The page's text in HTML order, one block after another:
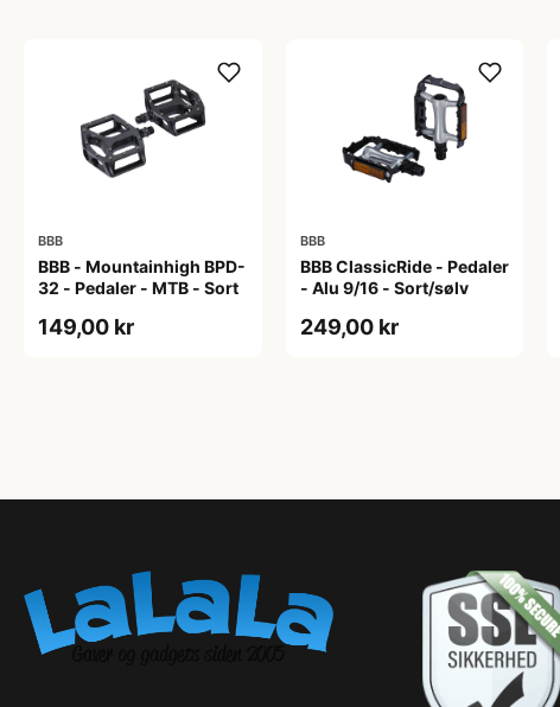
BBB
BBB - Mountainhigh BPD-
32 - Pedaler - MTB - Sort
149,00 kr
BBB
BBB ClassicRide - Pedaler
- Alu 9/16 - Sort/sølv
249,00 kr